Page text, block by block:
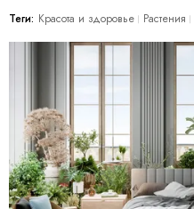
Теги: Красота и здоровье Растения